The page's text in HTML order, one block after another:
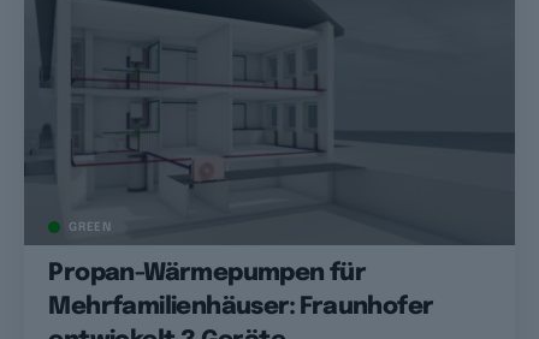
GREEN
Propan-Wärmepumpen für
Mehrfamilienhäuser: Fraunhofer